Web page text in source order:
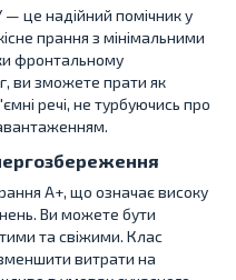
це надійний помічник у
прання з мінімальними
фронтальному
ви зможете прати як
речі, не турбуючись про
A+, що означає високу
Ви можете бути
та свіжими. Клас
витрати на